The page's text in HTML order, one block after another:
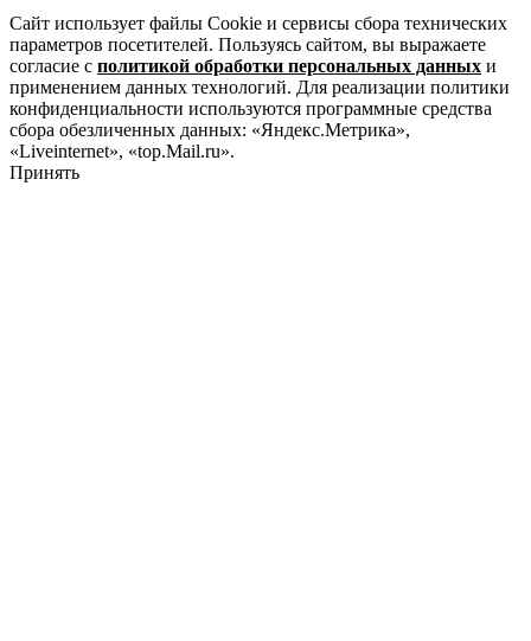
Сайт использует файлы Cookie и сервисы сбора технических
параметров посетителей. Пользуясь сайтом, вы выражаете
согласие с политикой обработки персональных данных и
применением данных технологий. Для реализации политики
конфиденциальности используются программные средства
сбора обезличенных данных: «Яндекс.Метрика»,
«Liveinternet», «top.Mail.ru».
Принять